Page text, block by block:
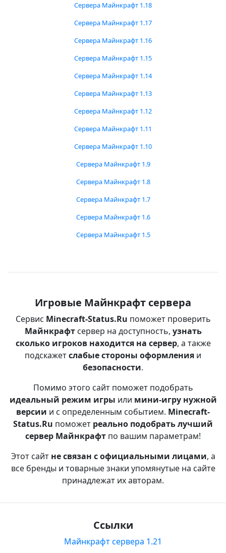
Сервера Майнкрафт 1.18
Сервера Майнкрафт 1.17
Сервера Майнкрафт 1.16
Сервера Майнкрафт 1.15
Сервера Майнкрафт 1.14
Сервера Майнкрафт 1.13
Сервера Майнкрафт 1.12
Сервера Майнкрафт 1.11
Сервера Майнкрафт 1.10
Сервера Майнкрафт 1.9
Сервера Майнкрафт 1.8
Сервера Майнкрафт 1.7
Сервера Майнкрафт 1.6
Сервера Майнкрафт 1.5
Игровые Майнкрафт сервера
Сервис Minecraft-Status.Ru поможет проверить
Майнкрафтсервер на доступность, узнать
сколько игроков находится на сервер, а также
подскажетслабые стороны оформления и
безопасности.
Помимо этого сайт поможет подобрать
идеальный режим игры или мини-игру нужной
версии и с определенным событием. Minecraft-
Status.Ru поможет реально подобрать лучший
сервер Майнкрафт по вашим параметрам!
Этот сайт не связан с официальными лицами, а
все бренды и товарные знаки упомянутые на сайте
принадлежат их авторам.
Ссылки
Майнкрафт сервера 1.21